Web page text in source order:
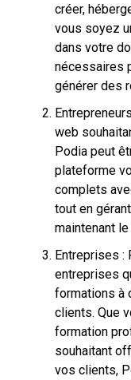
créer,
vous soyez
dans votre
nécessaires
générer des
web
Podia peut
plateforme
complets
tout en
maintenant
Entreprises :
entreprises
formations à
clients. Que
formation
souhaitant
vos clients,